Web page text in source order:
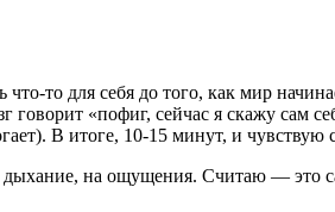
то для себя до того, как мир
«пофиг, сейчас я скажу сам
В итоге, 10-15 минут, и чувствую
на ощущения. Считаю — это